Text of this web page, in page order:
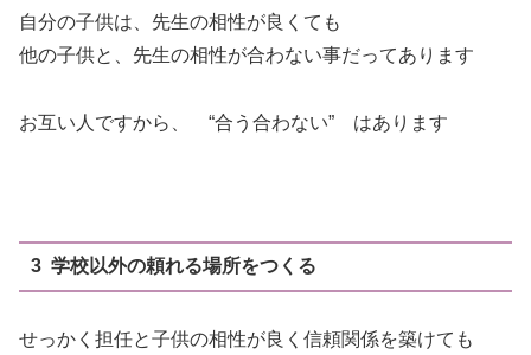
自分の子供は、先生の相性が良くても
他の子供と、先生の相性が合わない事だってあります
お互い人ですから、 “合う合わない” はあります
3 学校以外の頼れる場所をつくる
せっかく担任と子供の相性が良く信頼関係を築けても